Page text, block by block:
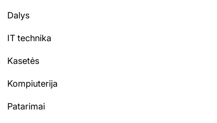
Dalys
IT technika
Kasetės
Kompiuterija
Patarimai